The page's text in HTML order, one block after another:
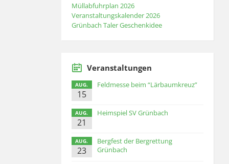
Müllabfuhrplan 2026
Veranstaltungskalender 2026
Grünbach Taler Geschenkidee
Veranstaltungen
AUG.
15
Feldmesse beim “Lärbaumkreuz”
AUG.
21
Heimspiel SV Grünbach
AUG.
23
Bergfest der Bergrettung
Grünbach